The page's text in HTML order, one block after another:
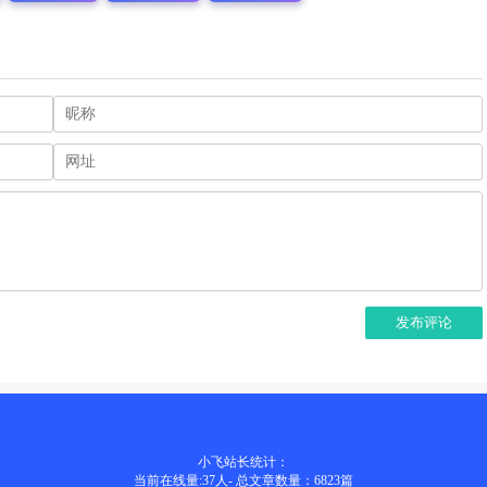
发布评论
小飞站长统计：
当前在线量:37 人 - 总文章数量：6823篇